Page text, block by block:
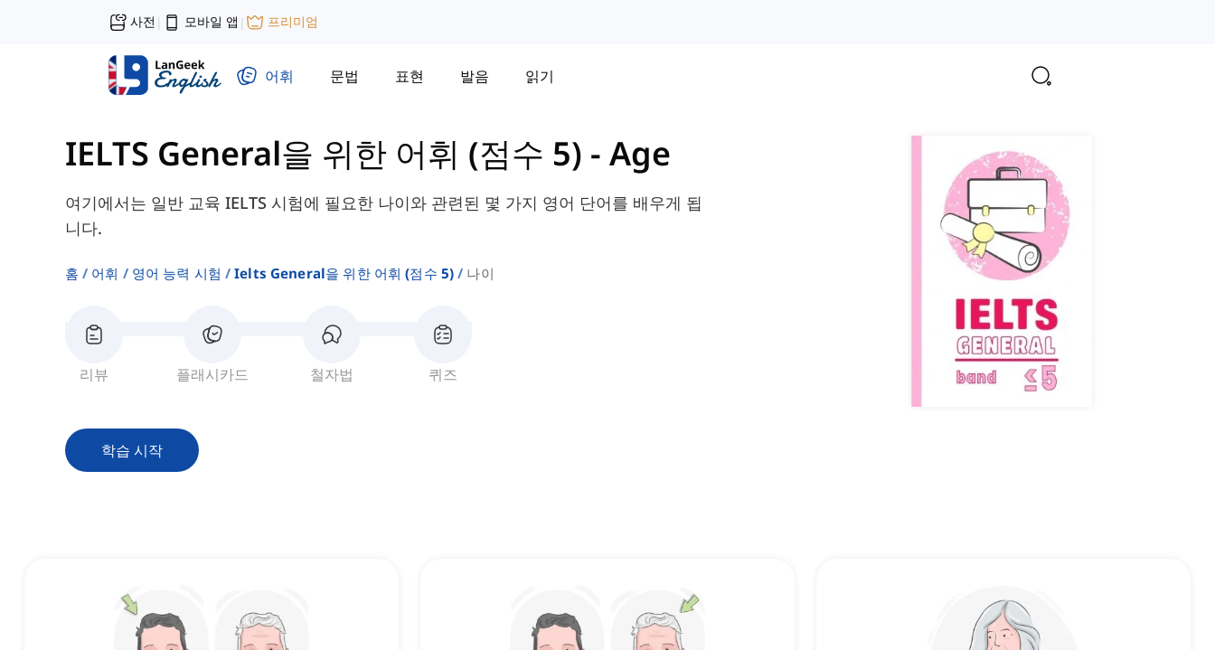
사전 | 모바일 앱 | 프리미엄
어휘 문법 표현 발음 읽기
IELTS General을 위한 어휘 (점수 5) - Age
여기에서는 일반 교육 IELTS 시험에 필요한 나이와 관련된 몇 가지 영어 단어를 배우게 됩
니다.
홈 어휘 영어 능력 시험 Ielts General을 위한 어휘 (점수 5) 나이
리뷰 플래시카드 철자법 퀴즈
학습 시작